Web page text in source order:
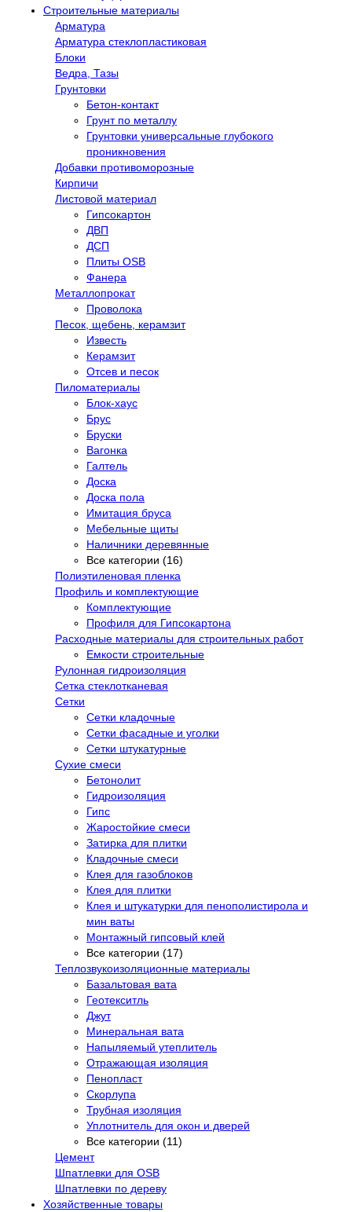
Строительные материалы
Арматура
Арматура стеклопластиковая
Блоки
Ведра, Тазы
Грунтовки
Бетон-контакт
Грунт по металлу
Грунтовки универсальные глубокого
проникновения
Добавки противоморозные
Кирпичи
Листовой материал
Гипсокартон
ДВП
ДСП
Плиты OSB
Фанера
Металлопрокат
Проволока
Песок, щебень, керамзит
Известь
Керамзит
Отсев и песок
Пиломатериалы
Блок-хаус
Брус
Бруски
Вагонка
Галтель
Доска
Доска пола
Имитация бруса
Мебельные щиты
Наличники деревянные
Все категории (16)
Полиэтиленовая пленка
Профиль и комплектующие
Комплектующие
Профиля для Гипсокартона
Расходные материалы для строительных работ
Емкости строительные
Рулонная гидроизоляция
Сетка стеклотканевая
Сетки
Сетки кладочные
Сетки фасадные и уголки
Сетки штукатурные
Сухие смеси
Бетонолит
Гидроизоляция
Гипс
Жаростойкие смеси
Затирка для плитки
Кладочные смеси
Клея для газоблоков
Клея для плитки
Клея и штукатурки для пенополистирола и
мин ваты
Монтажный гипсовый клей
Все категории (17)
Теплозвукоизоляционные материалы
Базальтовая вата
Геотекситль
Джут
Минеральная вата
Напыляемый утеплитель
Отражающая изоляция
Пенопласт
Скорлупа
Трубная изоляция
Уплотнитель для окон и дверей
Все категории (11)
Цемент
Шпатлевки для OSB
Шпатлевки по дереву
Хозяйственные товары